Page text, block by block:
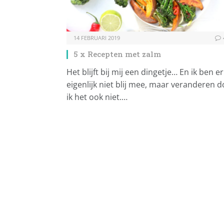
14 FEBRUARI 2019
5 x Recepten met zalm
Het blijft bij mij een dingetje… En ik ben er
eigenlijk niet blij mee, maar veranderen
ik het ook niet.…